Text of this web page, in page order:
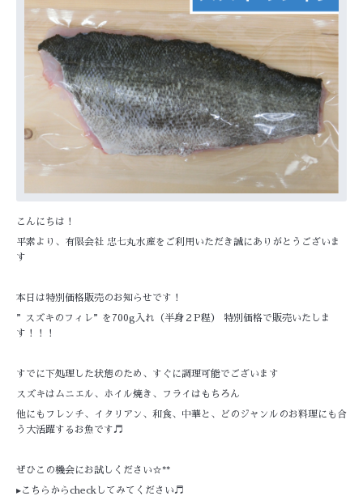
こんにちは！
平素より、有限会社 忠七丸水産をご利用いただき誠にありがとうございま
す
本日は特別価格販売のお知らせです！
”スズキのフィレ”を700g入れ（半身２P程） 特別価格で販売いたしま
す！！！
すでに下処理した状態のため、すぐに調理可能でございます
スズキはムニエル、ホイル焼き、フライはもちろん
他にもフレンチ、イタリアン、和食、中華と、どのジャンルのお料理にも合
う大活躍するお魚です♬
ぜひこの機会にお試しください☆**
▸こちらからcheckしてみてください♬